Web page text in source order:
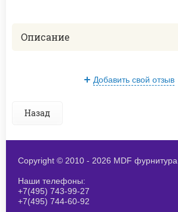
Описание
Добавить свой отзыв
Назад
Copyright © 2010 - 2026 MDF фурнитура
Наши телефоны:
+7(495) 743-99-27
+7(495) 744-60-92